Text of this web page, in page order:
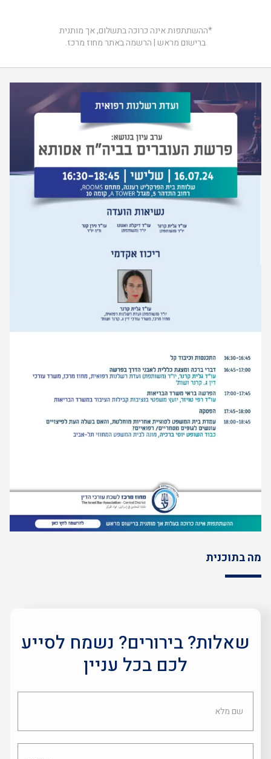
*ההשתתפות אינה כרוכה בתשלום, אך מותנית
ברישום מראש | הרשמה באתר מחוז מרכז.
מה בתוכנית
שאלות? בירורים? נשמח לסייע
לכם בכל עניין
שם
מלא
אימייל